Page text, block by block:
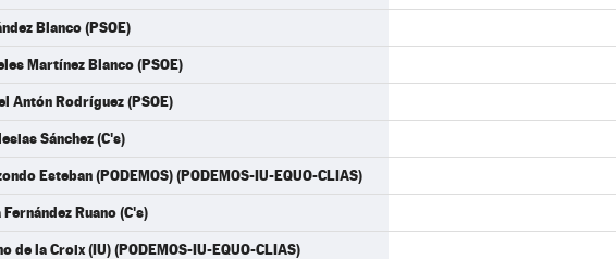
Blanco (PSOE)
Martínez Blanco (PSOE)
Antón Rodríguez (PSOE)
Sánchez (C's)
Esteban (PODEMOS) (PODEMOS-IU-EQUO-CLIAS)
Ruano (C's)
de la Croix (IU) (PODEMOS-IU-EQUO-CLIAS)